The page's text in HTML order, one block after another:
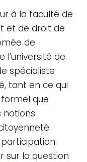
à la faculté de
et de droit de
de
l’université de
spécialiste
tant en ce qui
que
notions
sur la question